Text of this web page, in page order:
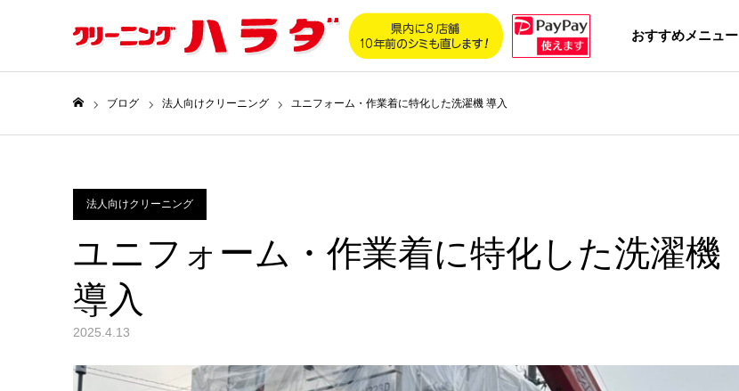
おすすめメニュー
ブログ 法人向けクリーニング ユニフォーム・作業着に特化した洗濯機 導入
法人向けクリーニング
ユニフォーム・作業着に特化した洗濯機
導入
2025.4.13